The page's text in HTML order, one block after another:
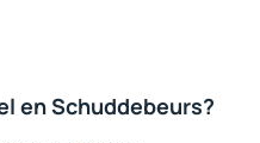
en Schuddebeurs?